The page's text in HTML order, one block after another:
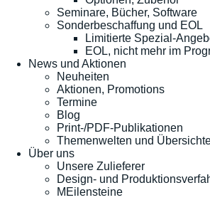
Seminare, Bücher, Software
Sonderbeschaffung und EOL
Limitierte Spezial-
EOL, nicht mehr im
News und Aktionen
Neuheiten
Aktionen, Promotions
Termine
Blog
Print-/PDF-Publikationen
Themenwelten und
Über uns
Unsere Zulieferer
Design- und
MEilensteine